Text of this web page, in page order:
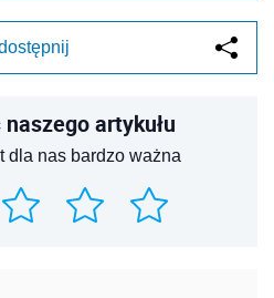
artykułu
dla nas bardzo ważna